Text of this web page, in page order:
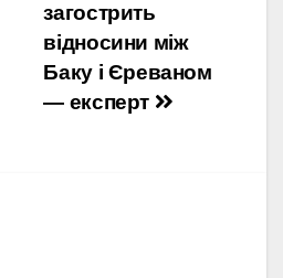
загострить
відносини між
Баку і Єреваном
— експерт